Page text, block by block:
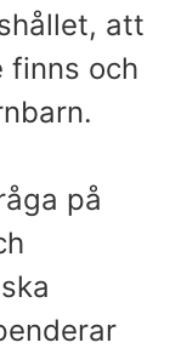
att
finns och
på